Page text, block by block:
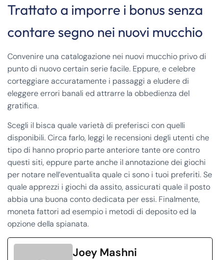
Trattato a imporre i bonus senza
contare segno nei nuovi mucchio
Convenire una catalogazione nei nuovi mucchio privo di
punto di nuovo certain serie facile. Eppure, e celebre
corteggiare accuratamente i passaggi a eludere di
eleggere errori banali ed attrarre la obbedienza del
gratifica.
Scegli il bisca quale varietà di preferisci con quelli
disponibili. Circa farlo, leggi le recensioni degli utenti che
tipo di hanno proprio parte anteriore tante ore contro
questi siti, eppure parte anche il annotazione dei giochi
per notare nell’eventualita quale ci sono i tuoi preferiti. Se
quale apprezzi i giochi da assito, assicurati quale il posto
abbia una buona conto dedicata per essi. Finalmente,
moneta fattori ad esempio i metodi di deposito ed la
opzione della spianata.
Joey Mashni